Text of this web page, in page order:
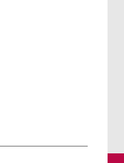
und Light-
benötigte
alles, was für ein